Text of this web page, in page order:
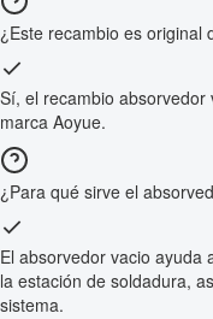
¿Este recambio es original
Sí, el recambio
marca Aoyue.
¿Para qué sirve el
El absorvedor vacio ayuda
la estación de soldadura,
sistema.